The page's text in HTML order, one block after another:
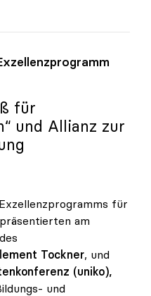
für
und Allianz zur
für
am
Tockner, und
(uniko),
und